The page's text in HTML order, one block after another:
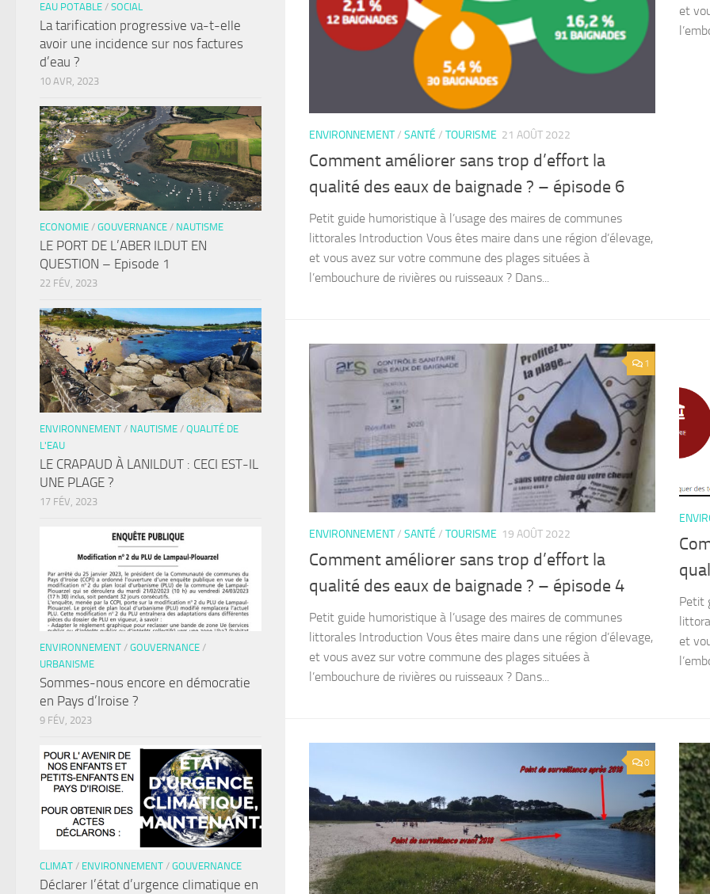
ENVIRONNEMENT/ SANTÉ / TOURISME 21 AOÛT 2022
Comment améliorer sans trop d’effort la
qualité des eaux de baignade ? – épisode 6
Petit guide humoristique à l’usage des maires de communes
littorales Introduction Vous êtes maire dans une région d’élevage,
et vous avez sur votre commune des plages situées à
l’embouchure de rivières ou ruisseaux ? Dans...
et
1
ENVIRONNEMENT/ SANTÉ / TOURISME 19 AOÛT 2022
Comment améliorer sans trop d’effort la
qualité des eaux de baignade ? – épisode 4
Petit guide humoristique à l’usage des maires de communes
littorales Introduction Vous êtes maire dans une région d’élevage,
et vous avez sur votre commune des plages situées à
l’embouchure de rivières ou ruisseaux ? Dans...
Petit
et
0
EAU POTABLE / SOCIAL
La tarification progressive va-t-elle
avoir une incidence sur nos factures
d’eau ?
10 AVR, 2023
ECONOMIE / GOUVERNANCE / NAUTISME
LE PORT DE L’ABER ILDUT EN
QUESTION – Episode 1
22 FÉV, 2023
ENVIRONNEMENT / NAUTISME / QUALITÉ DE
L'EAU
LE CRAPAUD À LANILDUT : CECI EST-IL
UNE PLAGE ?
17 FÉV, 2023
ENVIRONNEMENT / GOUVERNANCE /
URBANISME
Sommes-nous encore en démocratie
en Pays d’Iroise ?
9 FÉV, 2023
CLIMAT / ENVIRONNEMENT / GOUVERNANCE
Déclarer l’état d’urgence climatique en